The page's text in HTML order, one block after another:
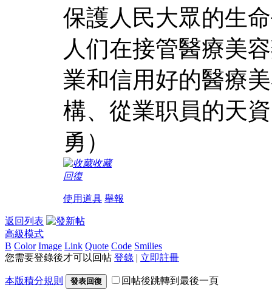
保護人民大眾的生
人们在接管醫療美
業和信用好的醫療
構、從業职員的天
勇）
收藏
回復
使用道具 舉報
返回列表
高級模式
B Color Image Link Quote Code Smilies
您需要登錄後才可以回帖 登錄 | 立即註冊
本版積分規則 發表回復 回帖後跳轉到最後一頁